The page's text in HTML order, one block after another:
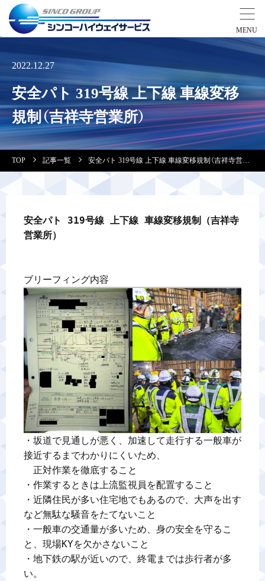
営業拠点
会社案内・実績紹介
反社会的勢力排除宣言
カスタマーハラスメントに対する基本方針
プライバシーポリシー
お問い合わせ
2022.12.27
安全パト 319号線 上下線 車線変移
規制（吉祥寺営業所）
TOP 記事一覧 安全パト 319号線 上下線 車線変移規制（吉祥寺営業所）
安全パト 319号線 上下線 車線変移規制（吉祥寺
営業所）
ブリーフィング内容
・坂道で見通しが悪く、加速して走行する一般車が
接近するまでわかりにくいため、
正対作業を徹底すること
・作業するときは上流監視員を配置すること
・近隣住民が多い住宅地でもあるので、大声を出す
など無駄な騒音をたてないこと
・一般車の交通量が多いため、身の安全を守るこ
と、現場KYを欠かさないこと
・地下鉄の駅が近いので、終電までは歩行者が多
い。